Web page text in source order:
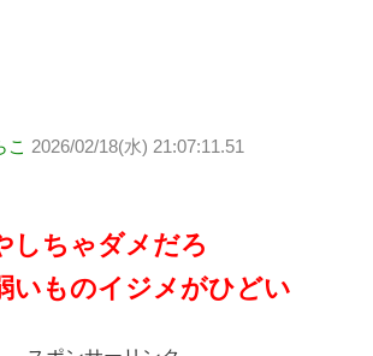
こ 2026/02/18(水) 21:07:11.51
しちゃダメだろ
いものイジメがひどい